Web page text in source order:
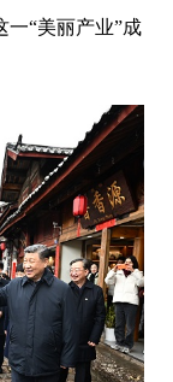
一“美丽产业”成